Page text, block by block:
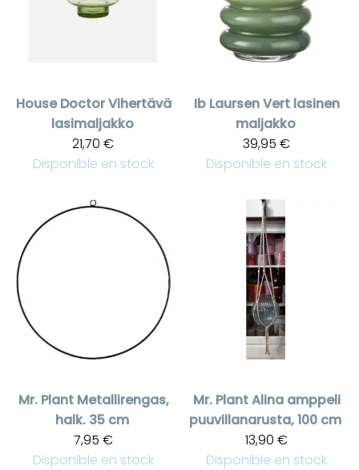
House DoctorVihertävä
lasimaljakko
21,70 €
Disponible en stock
Ib LaursenVert lasinen
maljakko
39,95 €
Disponible en stock
Mr. Plant Metallirengas,
halk. 35 cm
7,95 €
Disponible en stock
Mr. PlantAlina amppeli
puuvillanarusta, 100 cm
13,90 €
Disponible en stock